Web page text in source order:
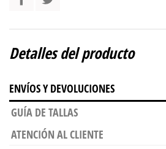
Detalles del producto
ENVÍOS Y DEVOLUCIONES
GUÍA DE TALLAS
ATENCIÓN AL CLIENTE